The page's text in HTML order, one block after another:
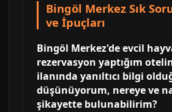
Bingöl Merkez Sık
ve İpuçları
Bingöl Merkez'de evcil
rezervasyon yaptığım
ilanında yanıltıcı bilgi
düşünüyorum, nereye ve
şikayette bulunabilirim?